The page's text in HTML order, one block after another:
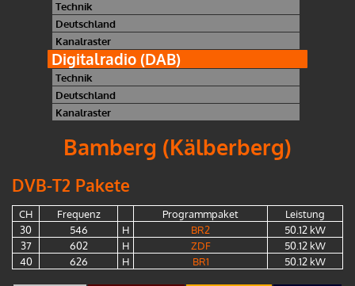
Technik
Deutschland
Kanalraster
Digitalradio (DAB)
Technik
Deutschland
Kanalraster
Bamberg (Kälberberg)
DVB-T2 Pakete
CH Frequenz Programmpaket
Leistung
30
546 H BR2
50.12 kW
37
602 H ZDF
50.12 kW
40
626 H BR1 50.12 kW